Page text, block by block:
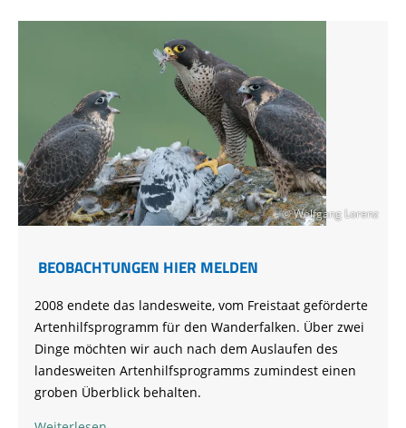
© Wolfgang Lorenz
BEOBACHTUNGEN HIER MELDEN
2008 endete das landesweite, vom Freistaat geförderte
Artenhilfsprogramm für den Wanderfalken. Über zwei
Dinge möchten wir auch nach dem Auslaufen des
landesweiten Artenhilfsprogramms zumindest einen
groben Überblick behalten.